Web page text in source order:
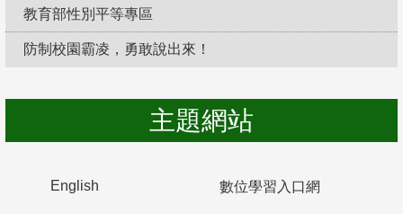
教育部性別平等專區
防制校園霸凌，勇敢說出來！
主題網站
English 數位學習入口網